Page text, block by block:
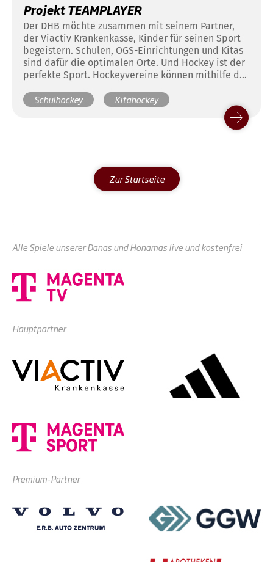
Projekt TEAMPLAYER
Der DHB möchte zusammen mit seinem Partner,
der Viactiv Krankenkasse, Kinder für seinen Sport
begeistern. Schulen, OGS-Einrichtungen und Kitas
sind dafür die optimalen Orte. Und Hockey ist der
perfekte Sport. Hockeyvereine können mithilfe des
diesen Einrichtungen aufbauen und Hockey dabei
Schulhockey Kitahockey
Zur Startseite
Alle Spiele unserer Danas und Honamas live und kostenfrei
Hauptpartner
Premium-Partner